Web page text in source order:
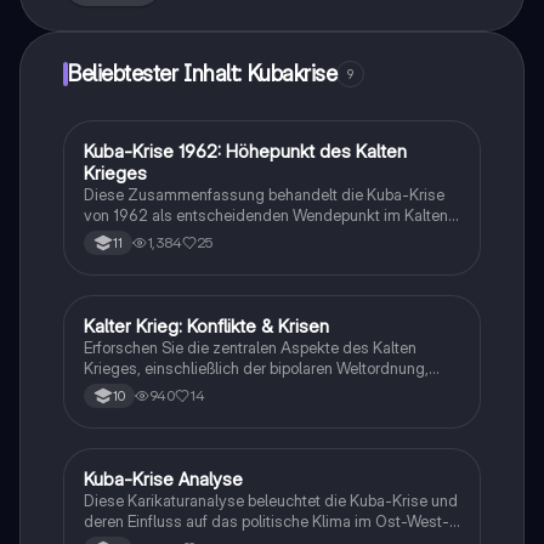
Kennedy.
Beliebtester Inhalt: Kubakrise 9
Geschichte
Kuba-Krise 1962: Höhepunkt des Kalten
Krieges
Diese Zusammenfassung behandelt die Kuba-Krise
von 1962 als entscheidenden Wendepunkt im Kalten
Krieg. Sie beleuchtet die Phasen des Konflikts, die
Hintergründe der Auseinandersetzung zwischen den
Rüstungskontrolle. Wichtige Themen sind der
bipolare Weltkonflikt, die Rolle von John F. Kennedy
und die Entwicklung von Atomwaffen. Ideal für
Studierende der Geschichte und Politikwissenschaft.
11 1,384 25
Geschichte
Kalter Krieg: Konflikte & Krisen
Erforschen Sie die zentralen Aspekte des Kalten
Krieges, einschließlich der bipolaren Weltordnung,
ideologischen Konflikte, Blockbildung, der Kuba-Krise,
des Prager Frühlings und des Vietnamkriegs. Diese
Spannungen zwischen den Supermächten USA und
UdSSR von 1945 bis 1991.
10 940 14
Geschichte
Kuba-Krise Analyse
Diese Karikaturanalyse beleuchtet die Kuba-Krise und
deren Einfluss auf das politische Klima im Ost-West-